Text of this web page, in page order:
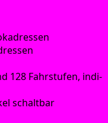
128 Fahr­stu­fen, indi­
schaltbar